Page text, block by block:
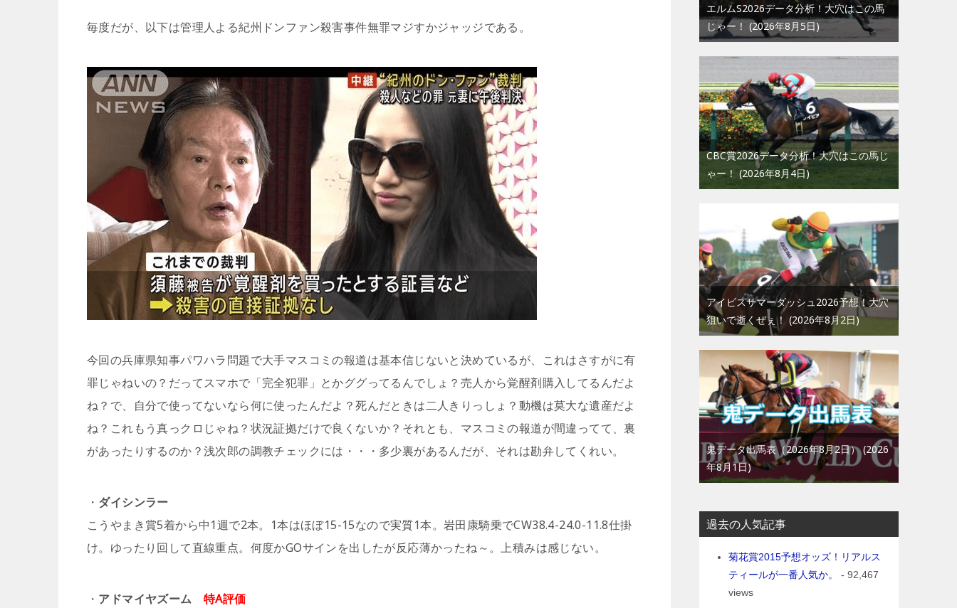
毎度だが、以下は管理人よる紀州ドンファン殺害事件無罪マジすかジャッジである。
今回の兵庫県知事パワハラ問題で大手マスコミの報道は基本信じないと決めているが、これはさすがに有
罪じゃねいの？だってスマホで「完全犯罪」とかググってるんでしょ？売人から覚醒剤購入してるんだよ
ね？で、自分で使ってないなら何に使ったんだよ？死んだときは二人きりっしょ？動機は莫大な遺産だよ
ね？これもう真っクロじゃね？状況証拠だけで良くないか？それとも、マスコミの報道が間違ってて、裏
があったりするのか？浅次郎の調教チェックには・・・多少裏があるんだが、それは勘弁してくれい。
・ ダイシンラー
こうやまき賞5着から中1週で2本。1本はほぼ15-15なので実質1本。岩田康騎乗でCW38.4-24.0-11.8仕掛
け。ゆったり回して直線重点。何度かGOサインを出したが反応薄かったね～。上積みは感じない。
・ アドマイヤズーム
特A評価
エルムS2026データ分析！大穴はこの馬
じゃー！
2026年8月5日
CBC賞2026データ分析！大穴はこの馬じ
ゃー！
2026年8月4日
アイビスサマーダッシュ2026予想！大穴
狙いで逝くぜぇ！
2026年8月2日
鬼データ出馬表（2026年8月2日） 2026
年8月1日
過去の人気記事
菊花賞2015予想オッズ！リアルス
ティールが一番人気か。
- 92,467
views